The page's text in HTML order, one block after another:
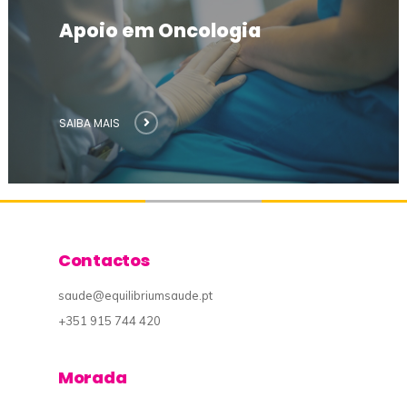
Apoio em Oncologia
SAIBA MAIS
Contactos
saude@equilibriumsaude.pt
+351 915 744 420
Morada